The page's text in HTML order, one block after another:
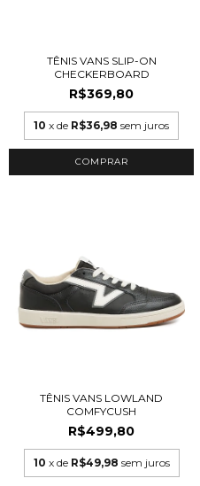
TÊNIS VANS SLIP-ON
CHECKERBOARD
R$369,80
10 x de R$36,98 sem juros
COMPRAR
TÊNIS VANS LOWLAND
COMFYCUSH
R$499,80
10 x de R$49,98 sem juros